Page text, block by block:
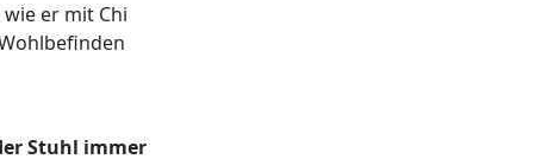
er mit Chi
Stuhl immer